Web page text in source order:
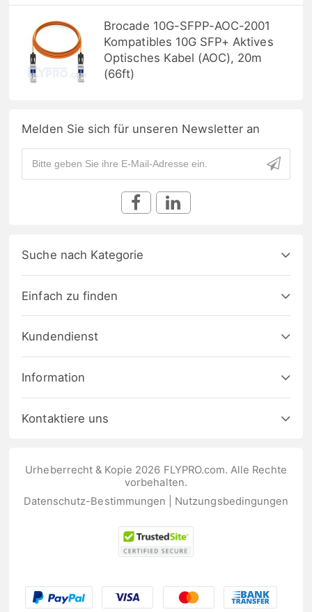
Brocade 10G-SFPP-AOC-2001
Kompatibles 10G SFP+ Aktives
Optisches Kabel (AOC), 20m
(66ft)
Melden Sie sich für unseren Newsletter an
Suche nach Kategorie
Einfach zu finden
Kundendienst
Information
Kontaktiere uns
Urheberrecht & Kopie 2026 FLYPRO.com. Alle Rechte
vorbehalten.
Datenschutz-Bestimmungen
Nutzungsbedingungen